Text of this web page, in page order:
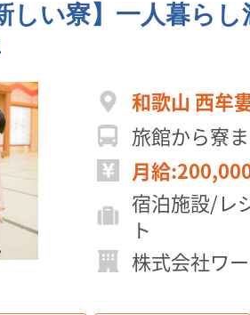
しい寮】一人暮ら
和歌山 西牟
旅館から寮
月給
宿泊施設/レ
ト
株式会社ワ